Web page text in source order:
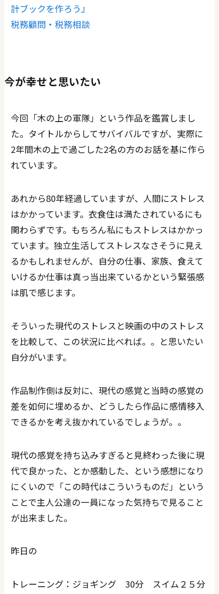
計ブックを作ろう』
税務顧問・税務相談
今が幸せと思いたい
今回「木の上の軍隊」という作品を鑑賞しまし
た。タイトルからしてサバイバルですが、実際に
2年間木の上で過ごした2名の方のお話を基に作ら
れています。
あれから80年経過していますが、人間にストレス
はかかっています。衣食住は満たされているにも
関わらずです。もちろん私にもストレスはかかっ
ています。独立生活してストレスなさそうに見え
るかもしれませんが、自分の仕事、家族、食えて
いけるか仕事は真っ当出来ているかという緊張感
は肌で感じます。
そういった現代のストレスと映画の中のストレス
を比較して、この状況に比べれば。。と思いたい
自分がいます。
作品制作側は反対に、現代の感覚と当時の感覚の
差を如何に埋めるか、どうしたら作品に感情移入
できるかを考え抜かれているでしょうが。。
現代の感覚を持ち込みすぎると見終わった後に現
代で良かった、とか感動した、という感想になり
にくいので「この時代はこういうものだ」という
ことで主人公達の一員になった気持ちで見ること
が出来ました。
昨日の
トレーニング：ジョギング 30分 スイム２５分